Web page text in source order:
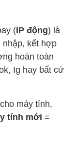
(IP động) là
nhập, kết hợp
hoàn toàn
Ig hay bất cứ
máy tính,
tính mới =